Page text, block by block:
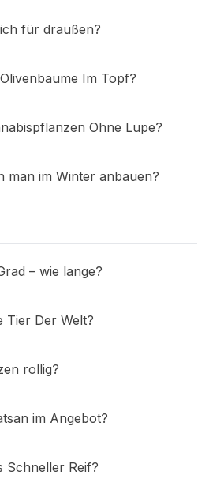
für draußen?
Im Topf?
Ohne Lupe?
man im Winter anbauen?
– wie lange?
Tier Der Welt?
rollig?
im Angebot?
Schneller Reif?